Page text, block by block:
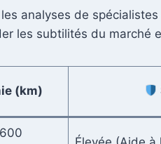
analyses de
les subtilités du marché
(km)